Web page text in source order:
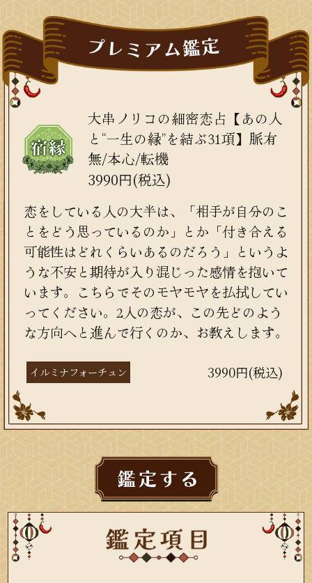
大串ノリコの細密恋占【あの人
と“一生の縁”を結ぶ31項】脈有
無/本心/転機
3990円(税込)
恋をしている人の大半は、「相手が自分のこ
とをどう思っているのか」とか「付き合える
可能性はどれくらいあるのだろう」というよ
うな不安と期待が入り混じった感情を抱いて
います。こちらでそのモヤモヤを払拭してい
ってください。2人の恋が、この先どのよう
な方向へと進んで行くのか、お教えします。
イルミナフォーチュン 3990円(税込)